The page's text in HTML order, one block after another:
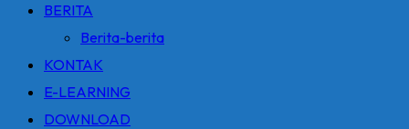
BERITA
Berita-berita
KONTAK
E-LEARNING
DOWNLOAD